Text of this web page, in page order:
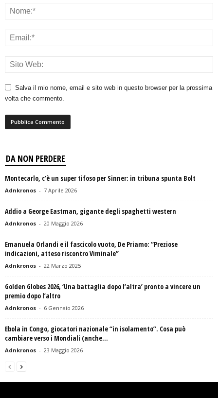
Salva il mio nome, email e sito web in questo browser per la prossima
volta che commento.
DA NON PERDERE
Montecarlo, c’è un super tifoso per Sinner: in tribuna spunta Bolt
Adnkronos - 7 Aprile 2026
Addio a George Eastman, gigante degli spaghetti western
Adnkronos - 20 Maggio 2026
Emanuela Orlandi e il fascicolo vuoto, De Priamo: “Preziose
indicazioni, atteso riscontro Viminale”
Adnkronos - 22 Marzo 2025
Golden Globes 2026, ‘Una battaglia dopo l’altra’ pronto a vincere un
premio dopo l’altro
Adnkronos - 6 Gennaio 2026
Ebola in Congo, giocatori nazionale “in isolamento”. Cosa può
cambiare verso i Mondiali (anche...
Adnkronos - 23 Maggio 2026